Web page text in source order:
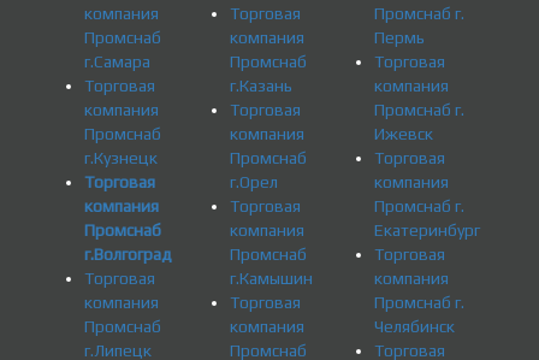
компания
Промснаб
г.Самара
Торговая
компания
Промснаб
г.Кузнецк
Торговая
компания
Промснаб
г.Волгоград
Торговая
компания
Промснаб
г.Липецк
Торговая
компания
Промснаб
г.Казань
Торговая
компания
Промснаб
г.Орел
Торговая
компания
Промснаб
г.Камышин
Торговая
компания
Промснаб
Промснаб г.
Пермь
Торговая
компания
Промснаб г.
Ижевск
Торговая
компания
Промснаб г.
Екатеринбург
Торговая
компания
Промснаб г.
Челябинск
Торговая